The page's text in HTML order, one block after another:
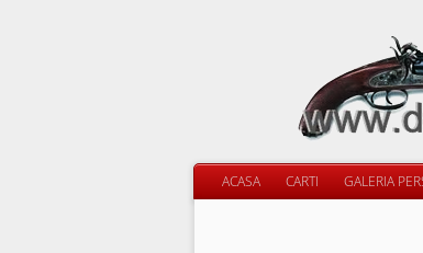
ACASA CARTI GALERIA